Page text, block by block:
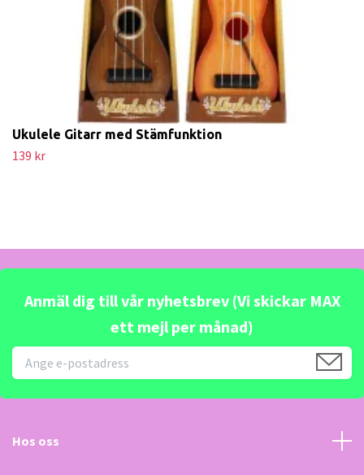
Ukulele Gitarr med Stämfunktion
139 kr
Anmäl dig till vår nyhetsbrev (Vi skickar MAX
ett mejl per månad)
Hos oss